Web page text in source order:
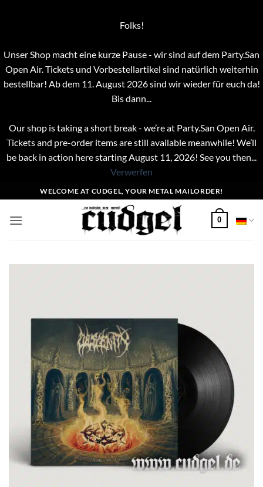
Folks!
Unser Shop macht eine kurze Pause - wir sind auf dem Party.San
Open Air. Tickets und Vorbestellartikel sind natürlich weiterhin
bestellbar! Ab dem 11. August 2026 sind wir wieder für euch da!
Bis dann...
Our shop is taking a short break - we’re at Party.San Open Air.
Tickets and pre-order items are still available meanwhile! We’ll
be back in action here starting August 11, 2026! See you then...
Verwerfen
Inhalt
springen
WELCOME AT CUDGEL, YOUR METAL MAILORDER!
0